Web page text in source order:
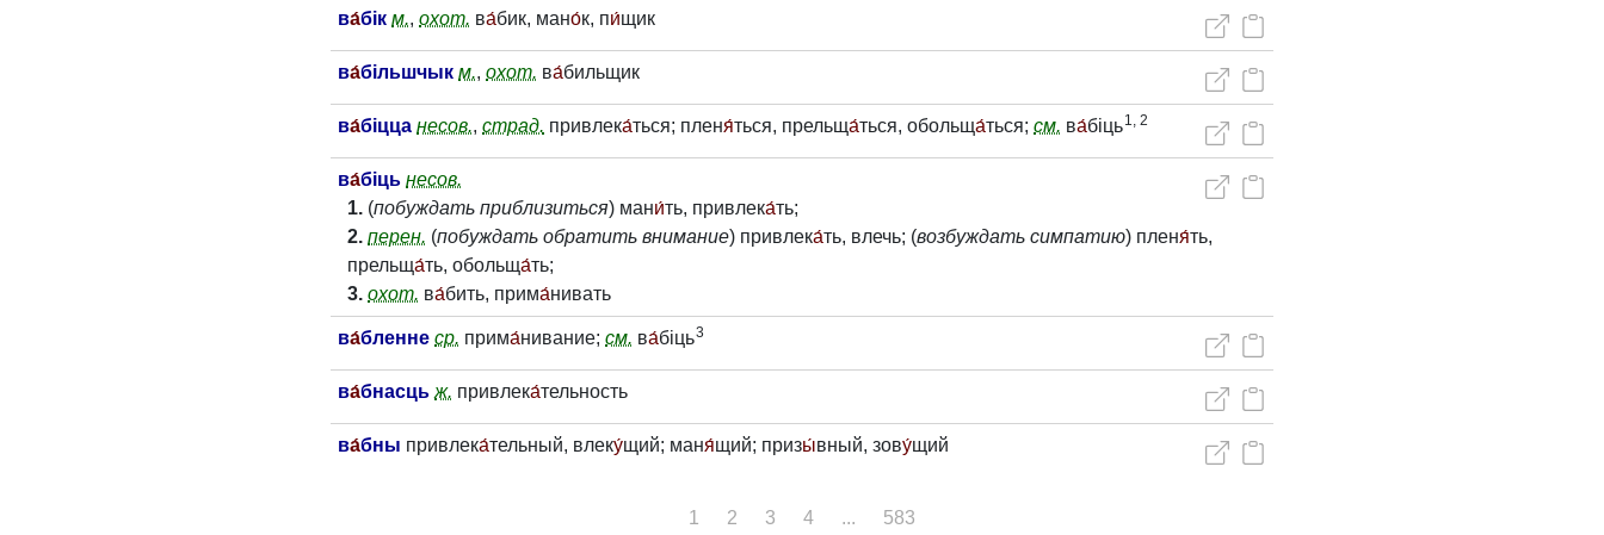
ва́бік м., охот. ва́бик, мано́к, пи́щик
ва́більшчык м., охот. ва́бильщик
ва́біцца несов., страд. привлека́ться; пленя́ться, прельща́ться, обольща́ться; см. ва́біць1, 2
ва́біць несов.
1. (побуждать приблизиться) мани́ть, привлека́ть;
2. перен. (побуждать обратить внимание) привлека́ть, влечь; (возбуждать симпатию) пленя́ть,
прельща́ть, обольща́ть;
3. охот. ва́бить, прима́нивать
ва́бленне ср. прима́нивание; см. ва́біць3
ва́бнасць ж. привлека́тельность
ва́бны привлека́тельный, влеку́щий; маня́щий; призы́вный, зову́щий
1 2 3 4 ... 583